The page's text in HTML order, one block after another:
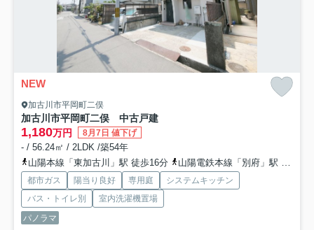
NEW
加古川市平岡町二俣
加古川市平岡町二俣 中古戸建
1,180万円 8月7日 値下げ
- / 56.24㎡ / 2LDK /築54年
山陽本線「東加古川」駅 徒歩16分
山陽電鉄本線「別府」駅 徒歩30分
都市ガス 陽当り良好 専用庭
システムキッチン
バス・トイレ別
室内洗濯機置場
パノラマ